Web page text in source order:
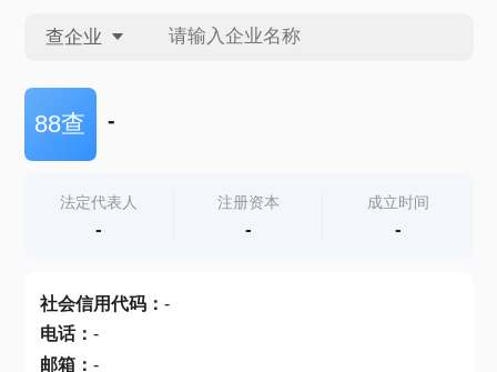
查企业
查企业
查产地
88查 -
法定代表人
-
注册资本
-
成立时间
-
社会信用代码： -
电话： -
邮箱： -